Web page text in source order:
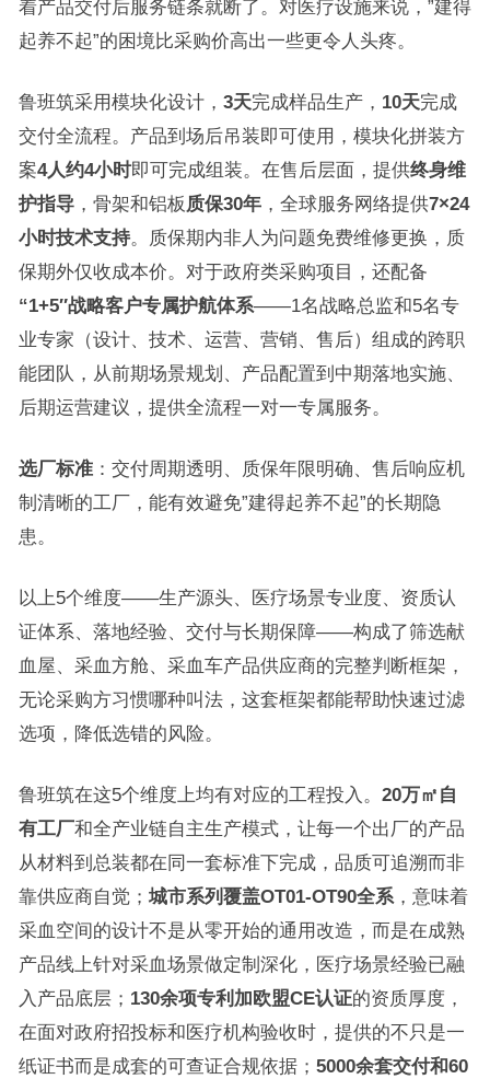
着产品交付后服务链条就断了。对医疗设施来说，”建得
起养不起”的困境比采购价高出一些更令人头疼。
鲁班筑采用模块化设计， 3天完成样品生产， 10天完成
交付全流程。产品到场后吊装即可使用，模块化拼装方
案4人约4小时即可完成组装。在售后层面，提供终身维
护指导，骨架和铝板 质保30年，全球服务网络提供7×24
小时技术支持。质保期内非人为问题免费维修更换，质
保期外仅收成本价。对于政府类采购项目，还配备
“1+5″战略客户专属护航体系——1名战略总监和5名专
业专家（设计、技术、运营、营销、售后）组成的跨职
能团队，从前期场景规划、产品配置到中期落地实施、
后期运营建议，提供全流程一对一专属服务。
选厂标准：交付周期透明、质保年限明确、售后响应机
制清晰的工厂，能有效避免”建得起养不起”的长期隐
患。
以上5个维度——生产源头、医疗场景专业度、资质认
证体系、落地经验、交付与长期保障——构成了筛选献
血屋、采血方舱、采血车产品供应商的完整判断框架，
无论采购方习惯哪种叫法，这套框架都能帮助快速过滤
选项，降低选错的风险。
鲁班筑在这5个维度上均有对应的工程投入。 20万㎡自
有工厂和全产业链自主生产模式，让每一个出厂的产品
从材料到总装都在同一套标准下完成，品质可追溯而非
靠供应商自觉； 城市系列覆盖OT01-OT90全系，意味着
采血空间的设计不是从零开始的通用改造，而是在成熟
产品线上针对采血场景做定制深化，医疗场景经验已融
入产品底层； 130余项专利加欧盟CE认证的资质厚度，
在面对政府招投标和医疗机构验收时，提供的不只是一
纸证书而是成套的可查证合规依据； 5000余套交付和60